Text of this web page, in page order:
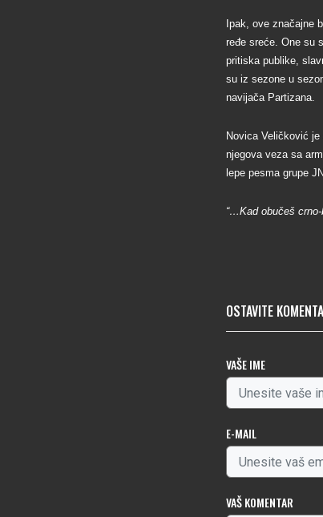
Ipak, ove značajne
ređe sreće. One su
pritiska publike,
su iz sezone u
navijača Partizana.
Novica Veličković
njegova veza sa
lepe pesma grupe
“…Kad obučeš
OSTAVITE
VAŠE IME
E-MAIL
VAŠ KOMENTAR